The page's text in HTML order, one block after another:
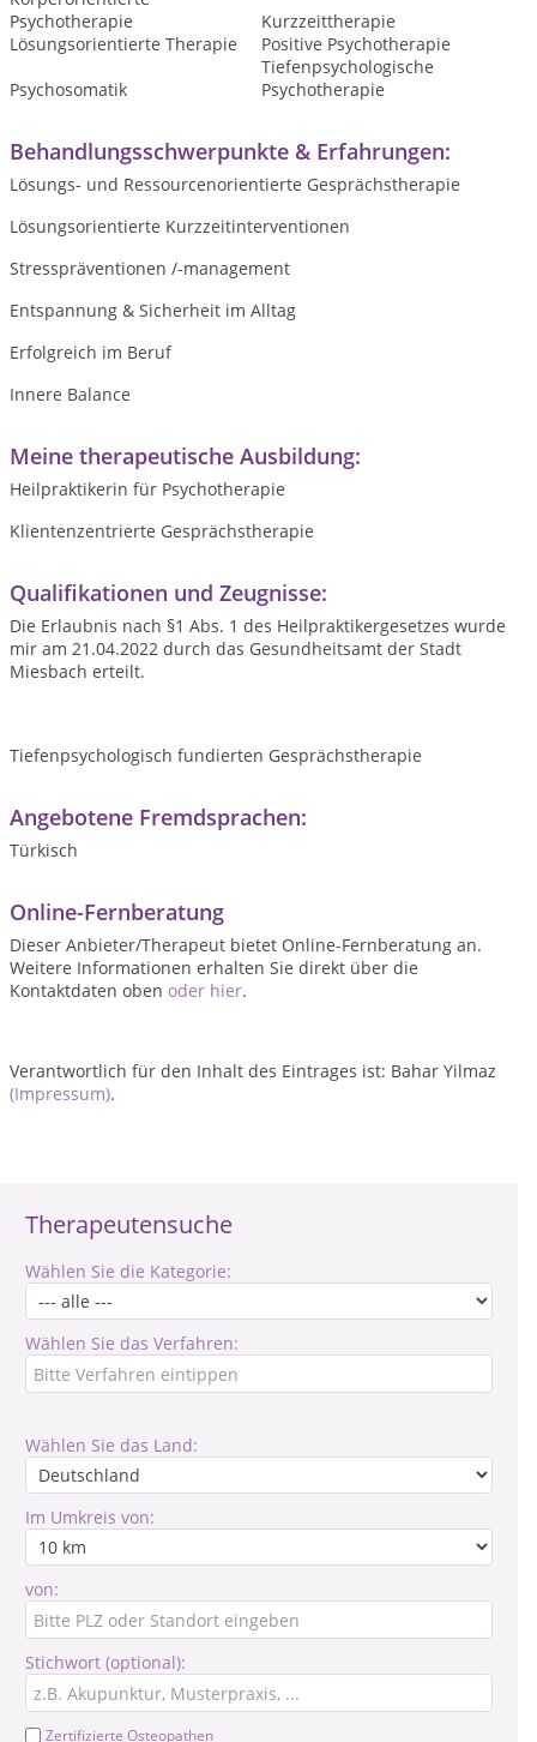
Therapeutensuche
Wählen Sie die Kategorie:
Wählen Sie das Verfahren:
Wählen Sie das Land:
Im Umkreis von:
von:
Stichwort (optional):
Zertifizierte Osteopathen
Psychotherapie
Kurzzeittherapie
Lösungsorientierte Therapie
Positive Psychotherapie
Psychosomatik
Tiefenpsychologische
Psychotherapie
Behandlungsschwerpunkte & Erfahrungen:
Lösungs- und Ressourcenorientierte Gesprächstherapie
Lösungsorientierte Kurzzeitinterventionen
Stresspräventionen /-management
Entspannung & Sicherheit im Alltag
Erfolgreich im Beruf
Innere Balance
Meine therapeutische Ausbildung:
Heilpraktikerin für Psychotherapie
Klientenzentrierte Gesprächstherapie
Qualifikationen und Zeugnisse:
Die Erlaubnis nach §1 Abs. 1 des Heilpraktikergesetzes wurde
mir am 21.04.2022 durch das Gesundheitsamt der Stadt
Miesbach erteilt.
Tiefenpsychologisch fundierten Gesprächstherapie
Angebotene Fremdsprachen:
Türkisch
Online-Fernberatung
Dieser Anbieter/Therapeut bietet Online-Fernberatung an.
Weitere Informationen erhalten Sie direkt über die
Kontaktdaten oben oder hier.
Verantwortlich für den Inhalt des Eintrages ist: Bahar Yilmaz
(Impressum).